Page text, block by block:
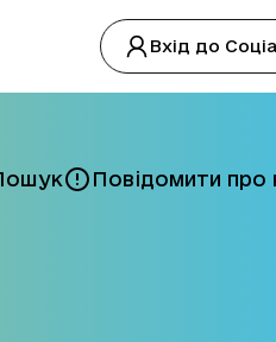
Вхід до
Повідомити про